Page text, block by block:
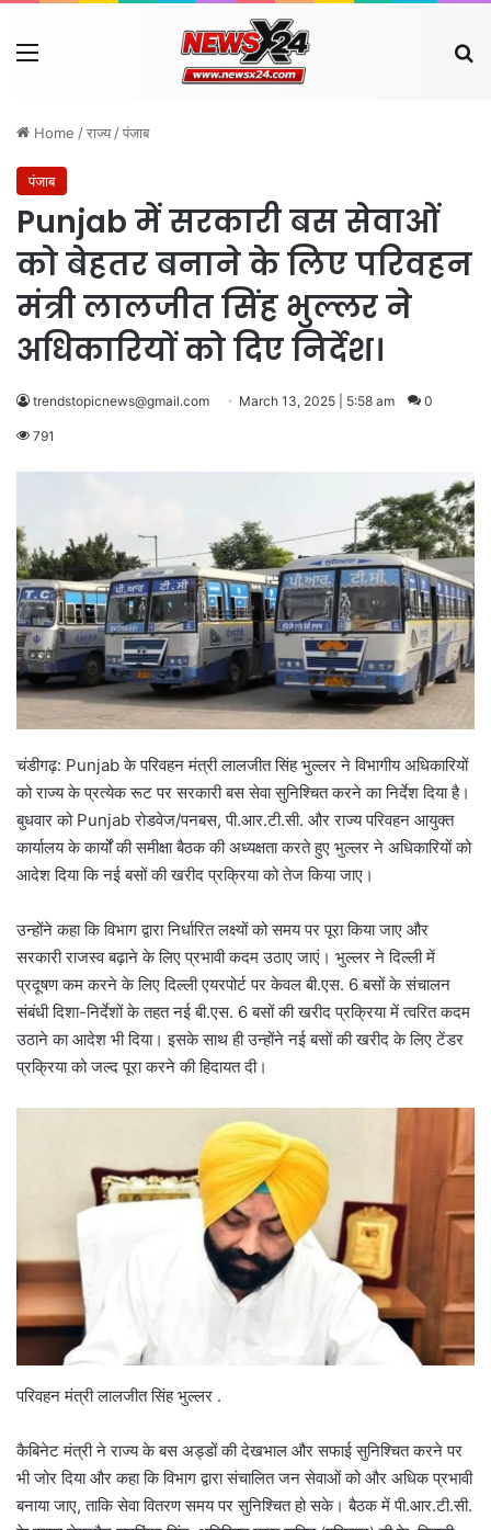
Menu
Home /राज्य /पंजाब
पंजाब
Punjab में सरकारी बस सेवाओं
को बेहतर बनाने के लिए परिवहन
मंत्री लालजीत सिंह भुल्लर ने
अधिकारियों को दिए निर्देश।
trendstopicnews@gmail.com March 13, 2025 | 5:58 am 0
791
चंडीगढ़: Punjab के परिवहन मंत्री लालजीत सिंह भुल्लर ने विभागीय अधिकारियों
को राज्य के प्रत्येक रूट पर सरकारी बस सेवा सुनिश्चित करने का निर्देश दिया है।
बुधवार को Punjab रोडवेज/पनबस, पी.आर.टी.सी. और राज्य परिवहन आयुक्त
कार्यालय के कार्यों की समीक्षा बैठक की अध्यक्षता करते हुए भुल्लर ने अधिकारियों को
आदेश दिया कि नई बसों की खरीद प्रक्रिया को तेज किया जाए।
उन्होंने कहा कि विभाग द्वारा निर्धारित लक्ष्यों को समय पर पूरा किया जाए और
सरकारी राजस्व बढ़ाने के लिए प्रभावी कदम उठाए जाएं। भुल्लर ने दिल्ली में
प्रदूषण कम करने के लिए दिल्ली एयरपोर्ट पर केवल बी.एस. 6 बसों के संचालन
संबंधी दिशा-निर्देशों के तहत नई बी.एस. 6 बसों की खरीद प्रक्रिया में त्वरित कदम
उठाने का आदेश भी दिया। इसके साथ ही उन्होंने नई बसों की खरीद के लिए टेंडर
प्रक्रिया को जल्द पूरा करने की हिदायत दी।
परिवहन मंत्री लालजीत सिंह भुल्लर .
कैबिनेट मंत्री ने राज्य के बस अड्डों की देखभाल और सफाई सुनिश्चित करने पर
भी जोर दिया और कहा कि विभाग द्वारा संचालित जन सेवाओं को और अधिक प्रभावी
बनाया जाए, ताकि सेवा वितरण समय पर सुनिश्चित हो सके। बैठक में पी.आर.टी.सी.